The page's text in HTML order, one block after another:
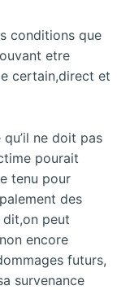
conditions que
etre
certain,direct et
qu’il ne doit pas
pourait
tenu pour
des
dit,on peut
encore
futurs,
survenance